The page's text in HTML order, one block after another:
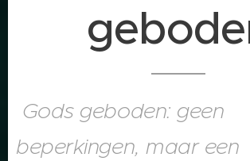
Gods geboden: geen
beperkingen, maar een